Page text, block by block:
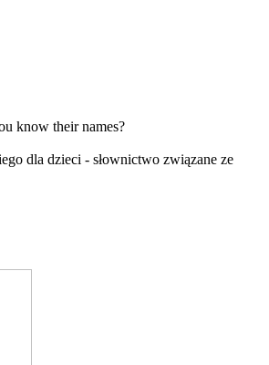
know their names?
dla dzieci - słownictwo związane ze